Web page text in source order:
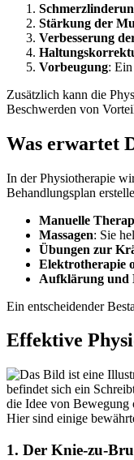
Stärkung der
Verbesserung
Vorbeugung:
Zusätzlich kann die
Beschwerden von
Was erwartet
In der Physiotherapie
Behandlungsplan
Manuelle
Massagen: Sie
Übungen zur
Elektrotherapie
Aufklärung und
Ein entscheidender
Effektive
Hier sind einige
1. Der Knie-zu-